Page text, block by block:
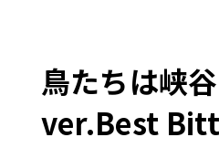
鳥たちは峡
ver.Best